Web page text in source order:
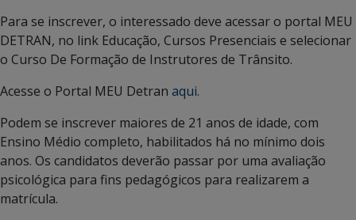
Para se inscrever, o interessado deve acessar o portal MEU
DETRAN, no link Educação, Cursos Presenciais e selecionar
o Curso De Formação de Instrutores de Trânsito.
Acesse o Portal MEU Detran aqui.
Podem se inscrever maiores de 21 anos de idade, com
Ensino Médio completo, habilitados há no mínimo dois
anos. Os candidatos deverão passar por uma avaliação
psicológica para fins pedagógicos para realizarem a
matrícula.